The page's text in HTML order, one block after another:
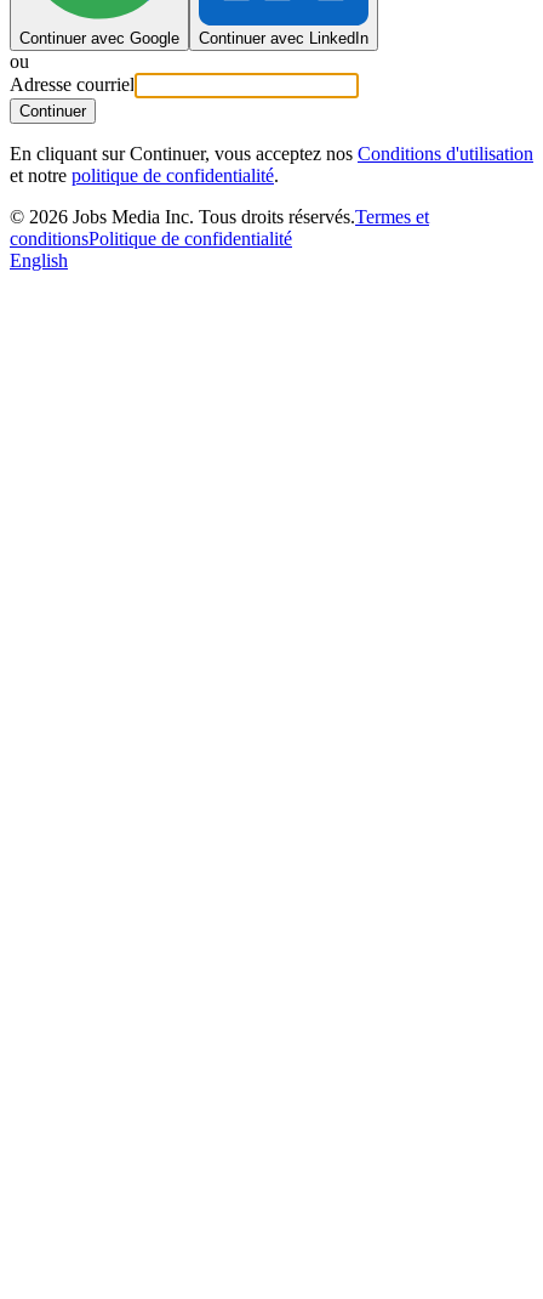
Continuer avec Google Continuer avec LinkedIn
ou
Adresse courriel
Continuer
En cliquant sur Continuer, vous acceptez nos Conditions d'utilisation
et notre politique de confidentialité.
© 2026 Jobs Media Inc. Tous droits réservés.Termes et
conditionsPolitique de confidentialité
English